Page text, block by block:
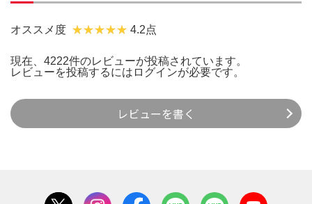
オススメ度 4.2点
現在、4222件のレビューが投稿されています。
レビューを投稿するには ログインが必要です。
レビューを書く